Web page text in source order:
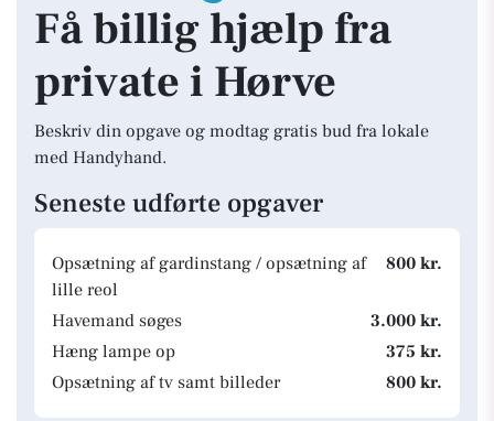
Få billig hjælp fra
private i Hørve
Beskriv din opgave og modtag gratis bud fra lokale
med Handyhand.
Seneste udførte opgaver
Opsætning af gardinstang / opsætning af
lille reol
800 kr.
Havemand søges
3.000 kr.
Hæng lampe op
375 kr.
Opsætning af tv samt billeder
800 kr.